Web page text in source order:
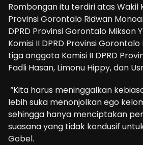
Rombongan itu terdiri atas Wakil
Provinsi Gorontalo Ridwan
DPRD Provinsi Gorontalo Mikson
Komisi II DPRD Provinsi
tiga anggota Komisi II DPRD
Fadli Hasan, Limonu Hippy, dan
“Kita harus meninggalkan
lebih suka menonjolkan ego
sehingga hanya menciptakan
suasana yang tidak kondusif
Gobel.